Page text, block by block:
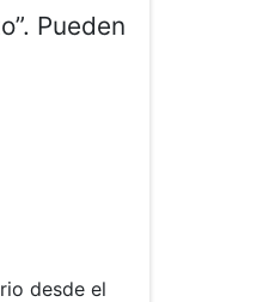
Pueden
desde el